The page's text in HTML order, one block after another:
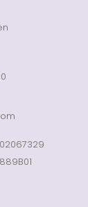
02067329